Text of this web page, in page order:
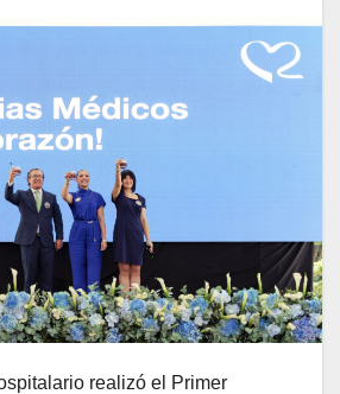
realizó el Primer